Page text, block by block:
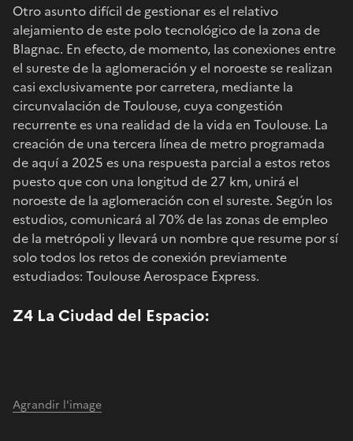
Otro asunto difícil de gestionar es el relativo
alejamiento de este polo tecnológico de la zona de
Blagnac. En efecto, de momento, las conexiones entre
el sureste de la aglomeración y el noroeste se realizan
casi exclusivamente por carretera, mediante la
circunvalación de Toulouse, cuya congestión
recurrente es una realidad de la vida en Toulouse. La
creación de una tercera línea de metro programada
de aquí a 2025 es una respuesta parcial a estos retos
puesto que con una longitud de 27 km, unirá el
noroeste de la aglomeración con el sureste. Según los
estudios, comunicará al 70% de las zonas de empleo
de la metrópoli y llevará un nombre que resume por sí
solo todos los retos de conexión previamente
estudiados: Toulouse Aerospace Express.
Z4 La Ciudad del Espacio:
Agrandir l'image